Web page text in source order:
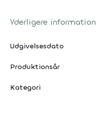
Yderligere information
Udgivelsesdato
Produktionsår
Kategori